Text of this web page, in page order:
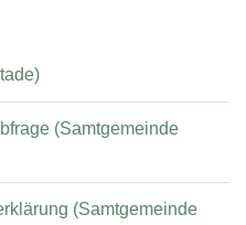
(Samtgemeinde
(Samtgemeinde